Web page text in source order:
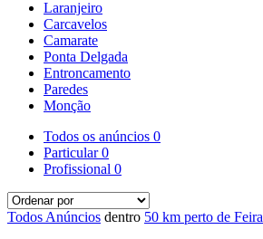
Laranjeiro
Carcavelos
Camarate
Ponta Delgada
Entroncamento
Paredes
Monção
Todos os anúncios 0
Particular0
Profissional 0
Todos Anúncios dentro 50 km perto de Feira